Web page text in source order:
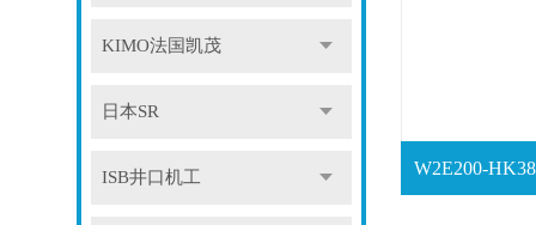
KIMO法国凯茂
日本SR
ISB井口机工